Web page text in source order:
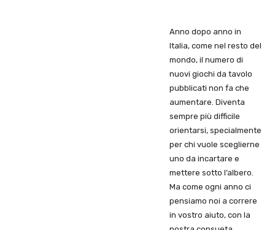
Anno dopo anno in
Italia, come nel resto del
mondo, il numero di
nuovi giochi da tavolo
pubblicati non fa che
aumentare. Diventa
sempre più difficile
orientarsi, specialmente
per chi vuole sceglierne
uno da incartare e
mettere sotto l’albero.
Ma come ogni anno ci
pensiamo noi a correre
in vostro aiuto, con la